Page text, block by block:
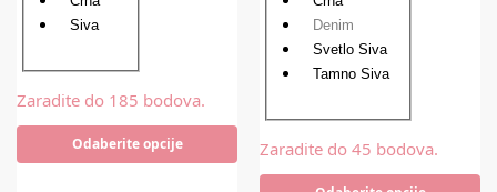
Siva
Zaradite do 185 bodova.
Odaberite opcije
Denim
Svetlo Siva
Tamno Siva
Zaradite do 45 bodova.